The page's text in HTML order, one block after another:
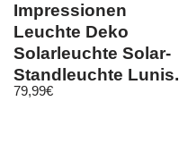
Impressionen
Leuchte Deko
Solarleuchte Solar-
Standleuchte Lunis,
H147 cm
79,99€